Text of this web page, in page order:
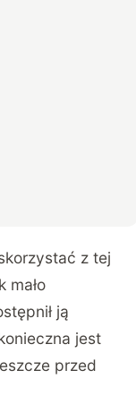
z tej
mało
ją
jest
przed